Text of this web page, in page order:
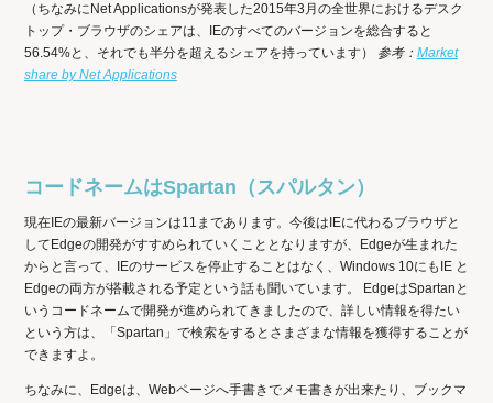
（ちなみにNet Applicationsが発表した2015年3月の全世界におけるデスク
トップ・ブラウザのシェアは、IEのすべてのバージョンを総合すると
56.54%と、それでも半分を超えるシェアを持っています） 参考： Market
share by Net Applications
コードネームはSpartan（スパルタン）
現在IEの最新バージョンは11まであります。今後はIEに代わるブラウザと
してEdgeの開発がすすめられていくこととなりますが、Edgeが生まれた
からと言って、IEのサービスを停止することはなく、Windows 10にもIE と
Edgeの両方が搭載される予定という話も聞いています。 EdgeはSpartanと
いうコードネームで開発が進められてきましたので、詳しい情報を得たい
という方は、「Spartan」で検索をするとさまざまな情報を獲得することが
できますよ。
ちなみに、Edgeは、Webページへ手書きでメモ書きが出来たり、ブックマ